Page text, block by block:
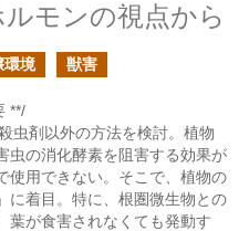
モンの視点から
環境 獣害
**/
虫剤以外の方法を検討。植物
虫の消化酵素を阻害する効果が
使用できない。そこで、植物の
に着目。特に、根圏微生物との
葉が食害されなくても発動す